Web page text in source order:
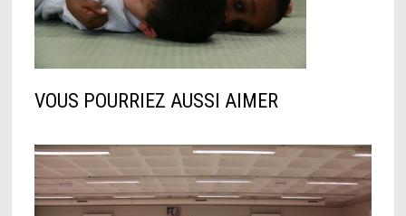
VOUS POURRIEZ AUSSI AIMER